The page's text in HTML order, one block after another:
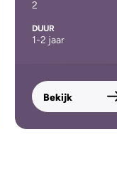
2
DUUR
1-2 jaar
Bekijk